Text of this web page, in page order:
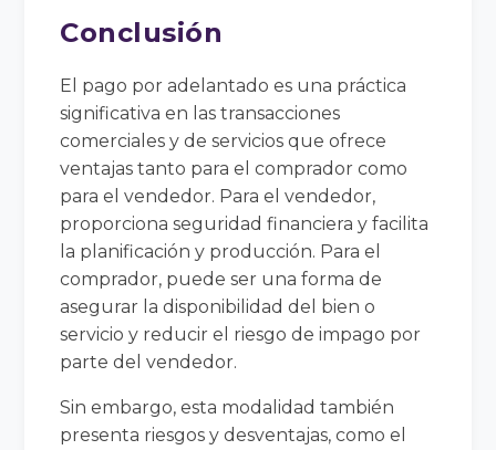
Conclusión
El pago por adelantado es una práctica
significativa en las transacciones
comerciales y de servicios que ofrece
ventajas tanto para el comprador como
para el vendedor. Para el vendedor,
proporciona seguridad financiera y facilita
la planificación y producción. Para el
comprador, puede ser una forma de
asegurar la disponibilidad del bien o
servicio y reducir el riesgo de impago por
parte del vendedor.
Sin embargo, esta modalidad también
presenta riesgos y desventajas, como el